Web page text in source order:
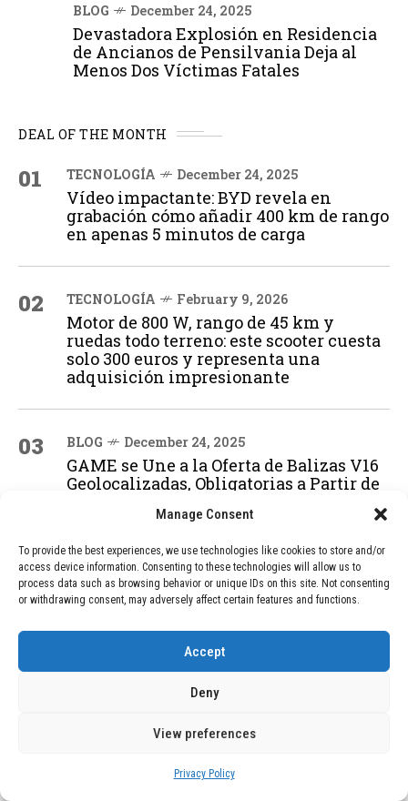
Manage Consent
To provide the best experiences, we use technologies like cookies to store and/or
access device information. Consenting to these technologies will allow us to
process data such as browsing behavior or unique IDs on this site. Not consenting
or withdrawing consent, may adversely affect certain features and functions.
Accept
Deny
View preferences
Privacy Policy
BLOG December 24, 2025
Devastadora Explosión en Residencia
de Ancianos de Pensilvania Deja al
Menos Dos Víctimas Fatales
DEAL OF THE MONTH
01 TECNOLOGÍA December 24, 2025
Vídeo impactante: BYD revela en
grabación cómo añadir 400 km de rango
en apenas 5 minutos de carga
02 TECNOLOGÍA February 9, 2026
Motor de 800 W, rango de 45 km y
ruedas todo terreno: este scooter cuesta
solo 300 euros y representa una
adquisición impresionante
03 BLOG December 24, 2025
GAME se Une a la Oferta de Balizas V16
Geolocalizadas, Obligatorias a Partir de
04 BLOG December 24, 2025
Devastadora Explosión en Residencia
de Ancianos de Pensilvania Deja al
Menos Dos Víctimas Fatales